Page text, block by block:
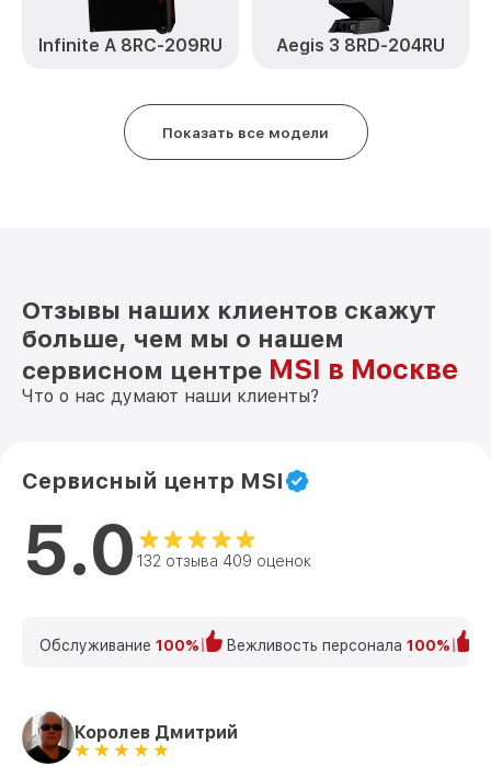
Infinite A 8RC-209RU Aegis 3 8RD-204RU
Показать все модели
Отзывы наших клиентов скажут
больше, чем мы о нашем
сервисном центре MSI в Москве
Что о нас думают наши клиенты?
Сервисный центр MSI
5.0 132 отзыва 409 оценок
Обслуживание 100% Вежливость персонала 100%
Королев Дмитрий